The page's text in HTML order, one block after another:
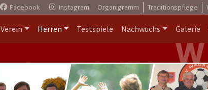
Facebook Instagram Organigramm Traditionspflege
Verein Herren Testspiele Nachwuchs Galerie